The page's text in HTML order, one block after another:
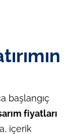
başlangıç
fiyatları
içerik